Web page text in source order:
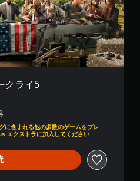
クライ5
¥4,248より値引き
に含まれる他の多数のゲームをプレ
エクストラに加入してください